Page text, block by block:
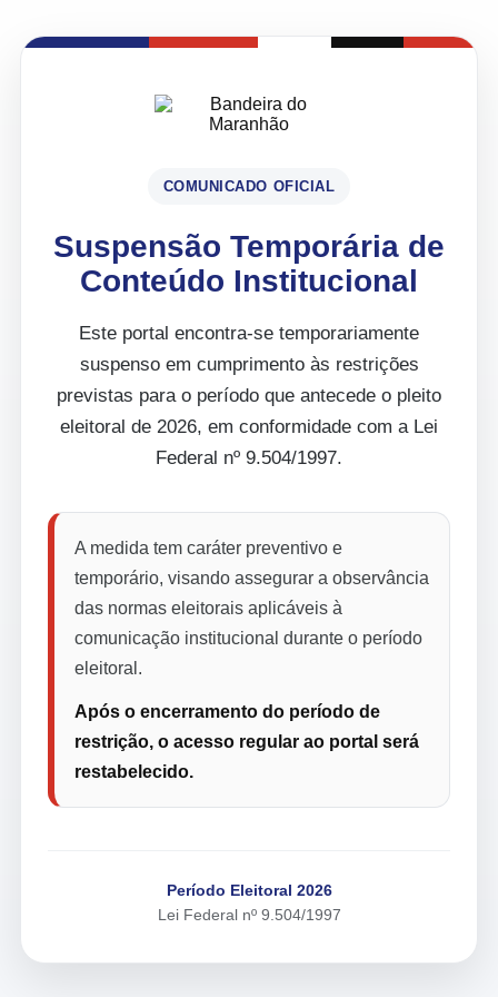
COMUNICADO OFICIAL
Suspensão Temporária de
Conteúdo Institucional
Este portal encontra-se temporariamente
suspenso em cumprimento às restrições
previstas para o período que antecede o pleito
eleitoral de 2026, em conformidade com a Lei
Federal nº 9.504/1997.
A medida tem caráter preventivo e
temporário, visando assegurar a observância
das normas eleitorais aplicáveis à
comunicação institucional durante o período
eleitoral.
Após o encerramento do período de
restrição, o acesso regular ao portal será
restabelecido.
Período Eleitoral 2026
Lei Federal nº 9.504/1997